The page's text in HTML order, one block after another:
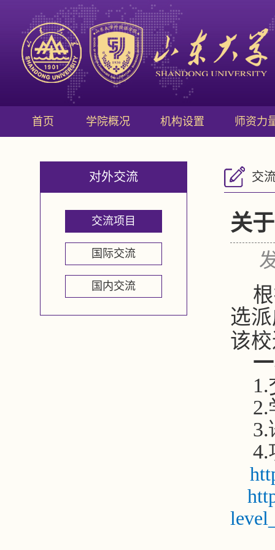
首页 学院概况 机构设置 师资力
对外交流
交流项目
国际交流
国内交流
交
关
选
该
4.